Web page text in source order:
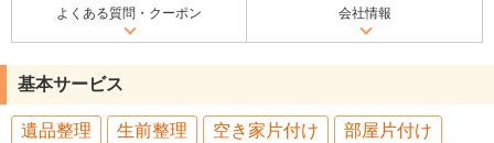
よくある質問・クーポン 会社情報
基本サービス
遺品整理 生前整理 空き家片付け 部屋片付け